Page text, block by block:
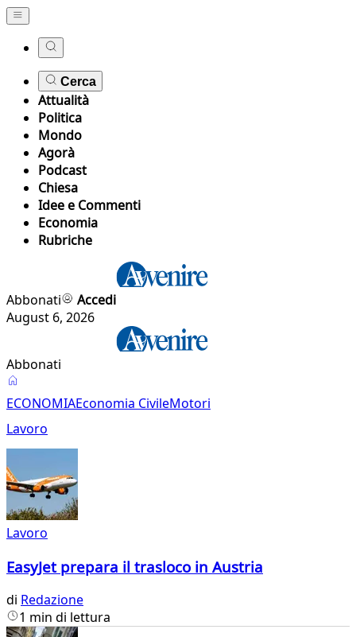
Cerca
Attualità
Politica
Mondo
Agorà
Podcast
Chiesa
Idee e Commenti
Economia
Rubriche
Abbonati
Accedi
August 6, 2026
Abbonati
Economia
ECONOMIAEconomia CivileMotori
Lavoro
Lavoro
EasyJet prepara il trasloco in Austria
di Redazione
1 min di lettura